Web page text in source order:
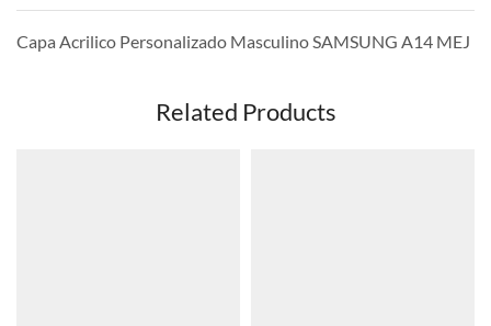
Capa Acrilico Personalizado Masculino SAMSUNG A14 MEJ
Related Products